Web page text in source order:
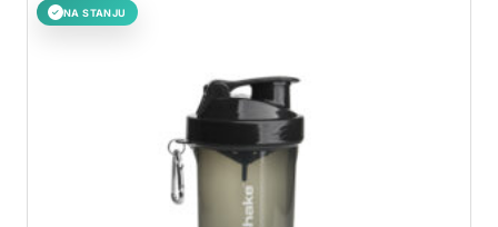
✓ NA STANJU